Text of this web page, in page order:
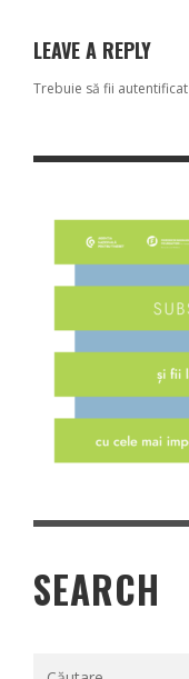
LEAVE A REPLY
Trebuie să fii autentificat
SEARCH
Caută